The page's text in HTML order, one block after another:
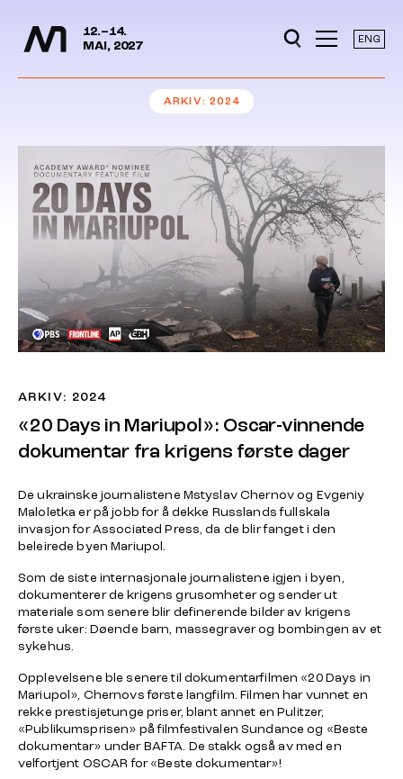
Hopp til hovedinnhold
12.–14.
MAI, 2027
ENG
ARKIV 2024
ARKIV: 2024
«20 Days in Mariupol»: Oscar-vinnende
dokumentar fra krigens første dager
De ukrainske journalistene Mstyslav Chernov og Evgeniy
Maloletka er på jobb for å dekke Russlands fullskala
invasjon for Associated Press, da de blir fanget i den
beleirede byen Mariupol.
Som de siste internasjonale journalistene igjen i byen,
dokumenterer de krigens grusomheter og sender ut
materiale som senere blir definerende bilder av krigens
første uker: Døende barn, massegraver og bombingen av et
sykehus.
Opplevelsene ble senere til dokumentarfilmen «20 Days in
Mariupol», Chernovs første langfilm. Filmen har vunnet en
rekke prestisjetunge priser, blant annet en Pulitzer,
«Publikumsprisen» på filmfestivalen Sundance og «Beste
dokumentar» under BAFTA. De stakk også av med en
velfortjent OSCAR for «Beste dokumentar»!